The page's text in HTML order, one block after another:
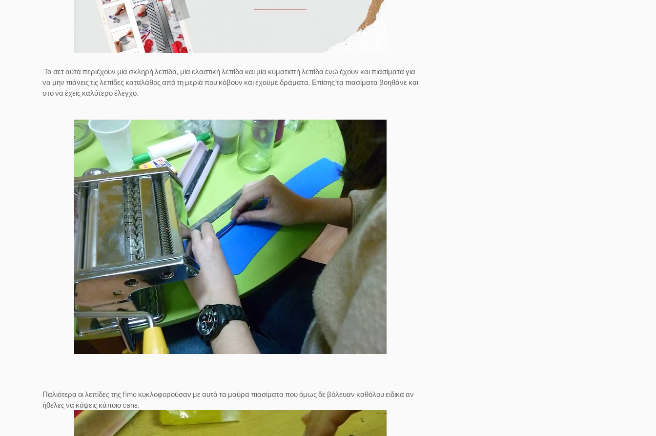
Τα σετ αυτά περιέχουν μία σκληρή λεπίδα, μία ελαστική λεπίδα και μία κυματιστή λεπίδα ενώ έχουν και πιασίματα για
να μην πιάνεις τις λεπίδες καταλάθος από τη μεριά που κόβουν και έχουμε δράματα. Επίσης τα πιασίματα βοηθάνε και
στο να έχεις καλύτερο έλεγχο.
Παλιότερα οι λεπίδες της fimo κυκλοφορούσαν με αυτά τα μαύρα πιασίματα που όμως δε βόλευαν καθόλου ειδικά αν
ήθελες να κόψεις κάποιο canε.